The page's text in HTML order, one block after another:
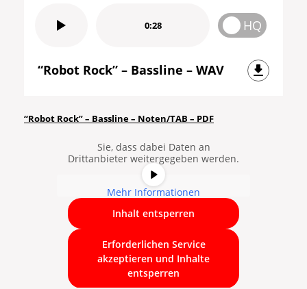
0:28 HQ
“Robot Rock” – Bassline – WAV
“Robot Rock” – Bassline – Noten/TAB – PDF
auf den eigentlichen Inhalt
zuzugreifen, klicken Sie auf die
Sie, dass dabei Daten an
Drittanbieter weitergegeben werden.
Mehr Informationen
Inhalt entsperren
Erforderlichen Service
akzeptieren und Inhalte
entsperren